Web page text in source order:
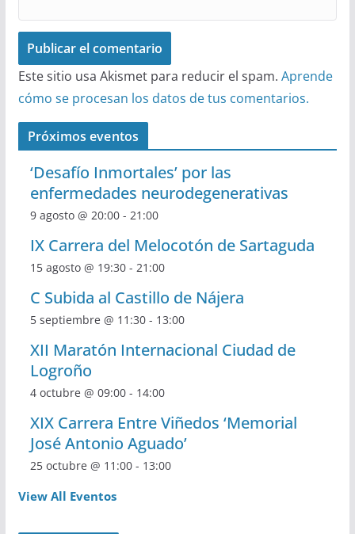
Este sitio usa Akismet para reducir el spam. Aprende
cómo se procesan los datos de tus comentarios.
Próximos eventos
‘Desafío Inmortales’ por las
enfermedades neurodegenerativas
9 agosto @ 20:00- 21:00
IX Carrera del Melocotón de Sartaguda
15 agosto @ 19:30- 21:00
C Subida al Castillo de Nájera
5 septiembre @ 11:30- 13:00
XII Maratón Internacional Ciudad de
Logroño
4 octubre @ 09:00- 14:00
XIX Carrera Entre Viñedos ‘Memorial
José Antonio Aguado’
25 octubre @ 11:00- 13:00
View All Eventos